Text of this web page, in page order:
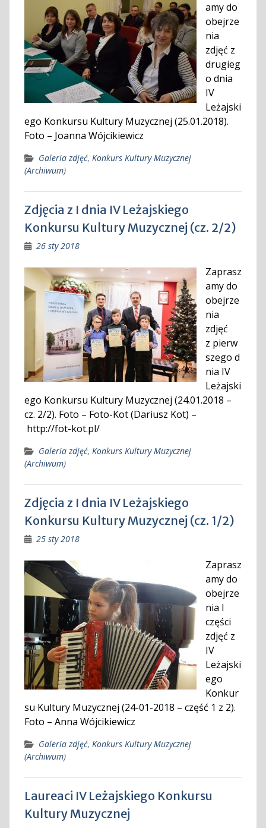
amy do
obejrze
nia
zdjęć z
drugieg
o dnia
IV
Leżajski
ego Konkursu Kultury Muzycznej (25.01.2018).
Foto – Joanna Wójcikiewicz
Galeria zdjęć, Konkurs Kultury Muzycznej
(Archiwum)
Zdjęcia z I dnia IV Leżajskiego
Konkursu Kultury Muzycznej (cz. 2/2)
26 sty 2018
Zaprasz
amy do
obejrze
nia
zdjęć
z pierw
szego d
nia IV
Leżajski
ego Konkursu Kultury Muzycznej (24.01.2018 –
cz. 2/2). Foto – Foto-Kot (Dariusz Kot) –
http://fot-kot.pl/
Galeria zdjęć, Konkurs Kultury Muzycznej
(Archiwum)
Zdjęcia z I dnia IV Leżajskiego
Konkursu Kultury Muzycznej (cz. 1/2)
25 sty 2018
Zaprasz
amy do
obejrze
nia I
części
zdjęć z
IV
Leżajski
ego
Konkur
su Kultury Muzycznej (24-01-2018 – część 1 z 2).
Foto – Anna Wójcikiewicz
Galeria zdjęć, Konkurs Kultury Muzycznej
(Archiwum)
Laureaci IV Leżajskiego Konkursu
Kultury Muzycznej